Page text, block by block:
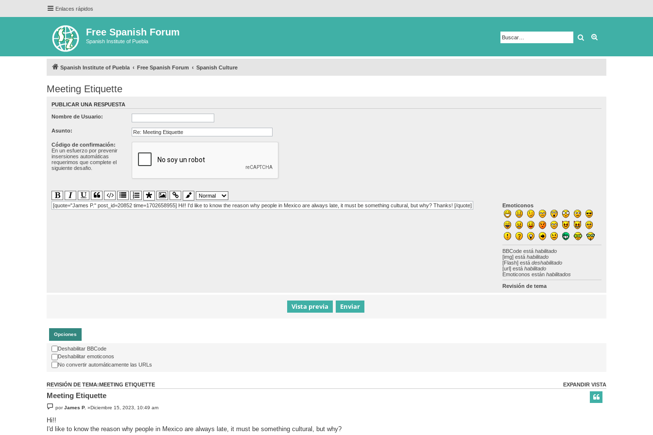
Enlaces rápidos
Free Spanish Forum
Spanish Institute of Puebla Buscar
Spanish Institute of Puebla Free Spanish Forum Spanish Culture
Meeting Etiquette
PUBLICAR UNA RESPUESTA
Nombre de Usuario:
Asunto:
Código de confirmación:
En un esfuerzo por prevenir
insersiones automáticas
requerimos que complete el
siguiente desafio.
Emoticonos
BBCode estáhabilitado
[img] estáhabilitado
[Flash] estádeshabilitado
[url] estáhabilitado
Emoticonos estánhabilitados
Revisión de tema
[quote="James P." post_id=20852 time=1702658955] Hi!! I'd like to know the reason why people in Mexico are always late, it must be something cultural, but why? Thanks! [/quote]
Opciones
Deshabilitar BBCode
Deshabilitar emoticonos
No convertir automáticamente las URLs
EXPANDIR VISTA
REVISIÓN DE TEMA:MEETING ETIQUETTE
Meeting Etiquette
porJames P. »Diciembre 15, 2023, 10:49 am
Hi!!
I'd like to know the reason why people in Mexico are always late, it must be something cultural, but why?